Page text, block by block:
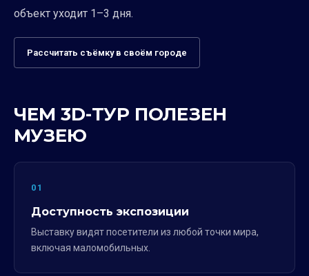
объект уходит 1–3 дня.
Рассчитать съёмку в своём городе
ЧЕМ 3D-ТУР ПОЛЕЗЕН
МУЗЕЮ
01
Доступность экспозиции
Выставку видят посетители из любой точки мира,
включая маломобильных.